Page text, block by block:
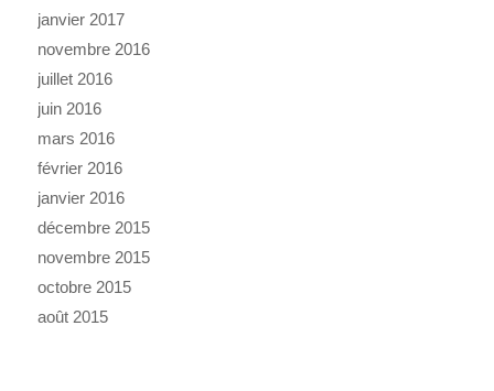
janvier 2017
novembre 2016
juillet 2016
juin 2016
mars 2016
février 2016
janvier 2016
décembre 2015
novembre 2015
octobre 2015
août 2015